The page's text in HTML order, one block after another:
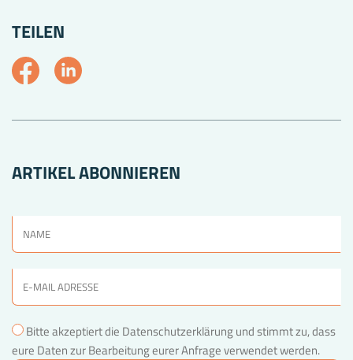
TEILEN
ARTIKEL ABONNIEREN
Bitte akzeptiert die Datenschutzerklärung und stimmt zu, dass
eure Daten zur Bearbeitung eurer Anfrage verwendet werden.